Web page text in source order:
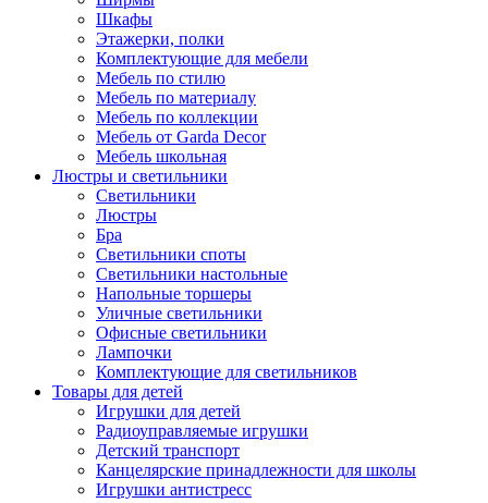
Шкафы
Этажерки, полки
Комплектующие для мебели
Мебель по стилю
Мебель по материалу
Мебель по коллекции
Мебель от Garda Decor
Мебель школьная
Люстры и светильники
Светильники
Люстры
Бра
Светильники споты
Светильники настольные
Напольные торшеры
Уличные светильники
Офисные светильники
Лампочки
Комплектующие для светильников
Товары для детей
Игрушки для детей
Радиоуправляемые игрушки
Детский транспорт
Канцелярские принадлежности для школы
Игрушки антистресс